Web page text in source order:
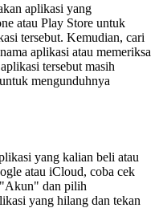
aplikasi yang
atau Play Store untuk
tersebut. Kemudian, cari
aplikasi atau memeriksa
tersebut masih
mengunduhnya
yang kalian beli atau
atau iCloud, coba cek
"Akun" dan pilih
yang hilang dan tekan